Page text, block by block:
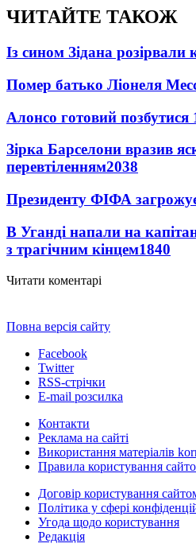
ЧИТАЙТЕ ТАКОЖ
Із сином Зідана розірвали
Помер батько Ліонеля
Алонсо готовий позбутися
Зірка Барселони вразив
перевтіленням2038
Президенту ФІФА
В Уганді напали на
з трагічним кінцем1840
Читати коментарі
Повна версія сайту
Facebook
Twitter
RSS-стрічки
E-mail розсилка
Контакти
Реклама на сайті
Використання матеріалів
Правила користування
Договір користування
Політика у сфері
Угода щодо користування
Редакція